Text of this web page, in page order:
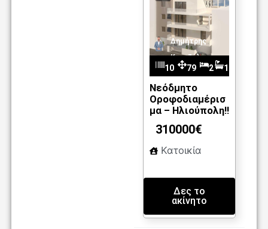
Δημήτρης
Καντζέλης
10
96
79 2 1
Νεόδμητο
Οροφοδιαμέρισ
μα – Ηλιούπολη!!
310000€
Κατοικία
Δες το
ακίνητο